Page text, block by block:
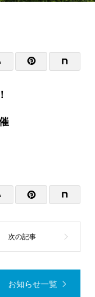
お知らせ一覧